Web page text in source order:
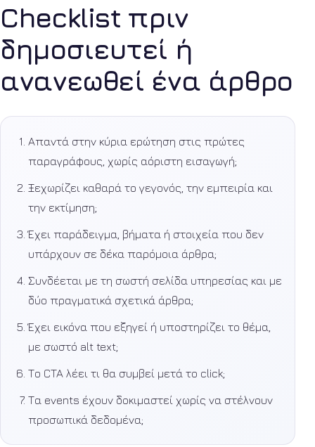
Checklist πριν
δημοσιευτεί ή
ανανεωθεί ένα άρθρο
Απαντά στην κύρια ερώτηση στις πρώτες
παραγράφους, χωρίς αόριστη εισαγωγή;
Ξεχωρίζει καθαρά το γεγονός, την εμπειρία και
την εκτίμηση;
Έχει παράδειγμα, βήματα ή στοιχεία που δεν
υπάρχουν σε δέκα παρόμοια άρθρα;
Συνδέεται με τη σωστή σελίδα υπηρεσίας και με
δύο πραγματικά σχετικά άρθρα;
Έχει εικόνα που εξηγεί ή υποστηρίζει το θέμα,
με σωστό alt text;
Το CTA λέει τι θα συμβεί μετά το click;
Τα events έχουν δοκιμαστεί χωρίς να στέλνουν
προσωπικά δεδομένα;